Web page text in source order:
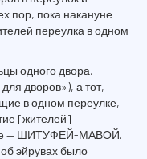
пор, пока накануне
переулка в одном
одного двора,
дворов»), а тот,
в одном переулке,
[жителей]
— ШИТУФЕЙ-МАВОЙ.
эйрувах было